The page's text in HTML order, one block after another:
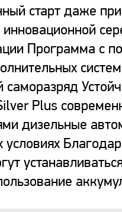
старт даже
Программа с
Plus
дизельные
условиях